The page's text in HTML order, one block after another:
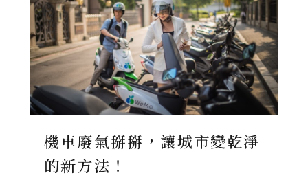
機車廢氣掰掰，讓城市變乾淨
的新方法！